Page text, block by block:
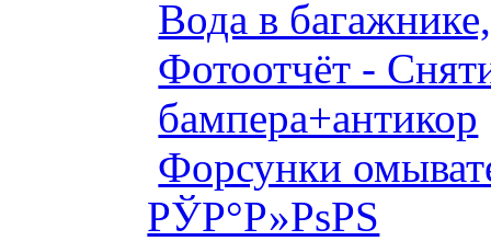
Вода в
Фотоотчёт -
бампера+антикор
Форсунки
РЎР°Р»РѕРЅ